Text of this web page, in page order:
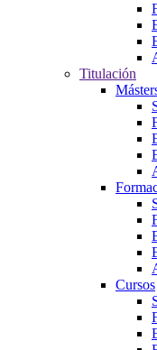
Titulación
Cursos